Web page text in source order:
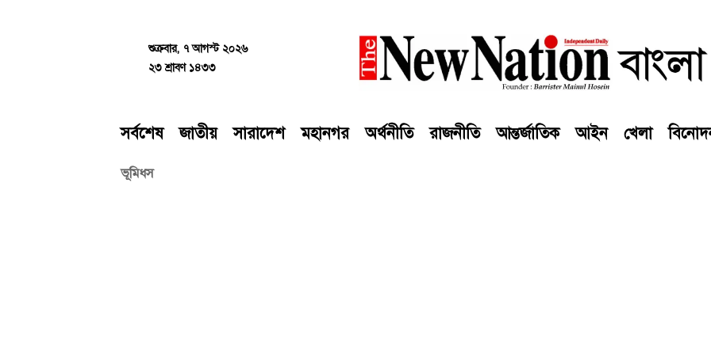
শুক্রবার, ৭ আগস্ট ২০২৬
২৩ শ্রাবণ ১৪৩৩
সর্বশেষ জাতীয় সারাদেশ মহানগর অর্থনীতি রাজনীতি আন্তর্জাতিক আইন খেলা
ভূমিধস